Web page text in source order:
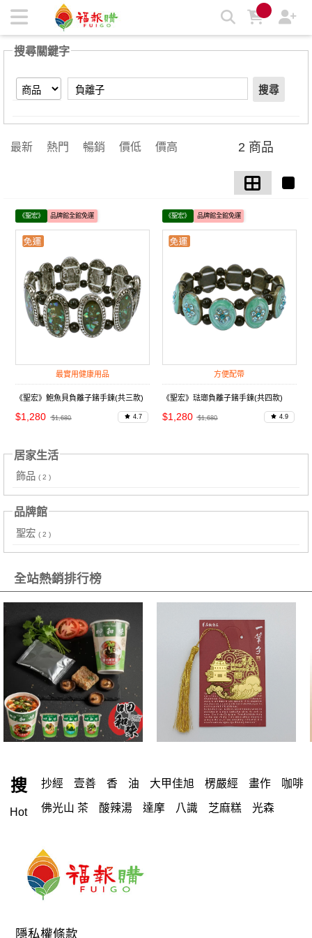
【負離子】搜尋結果 | 福報購蔬食購物商城
搜尋關鍵字
搜尋
最新 熱門 暢銷 價低 價高 2 商品
《聖宏》 品牌館全館免運
最實用健康用品
《聖宏》鮑魚貝負離子鍺手鍊(共三款)
$1,280 $1,680 4.7
《聖宏》 品牌館全館免運
方便配帶
《聖宏》琺瑯負離子鍺手鍊(共四款)
$1,280 $1,680 4.9
居家生活
飾品 ( 2 )
品牌館
聖宏 ( 2 )
全站熱銷排行榜
搜
Hot
抄經 壹善 香 油 大甲佳旭 楞嚴經 畫作 咖啡
佛光山 茶 酸辣湯 達摩 八識 芝麻糕 光森
念佛機
酵素 御太郎 蛋捲
酸 馬克賽戒指
隱私權條款